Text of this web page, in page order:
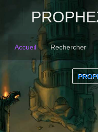
Accueil Rechercher